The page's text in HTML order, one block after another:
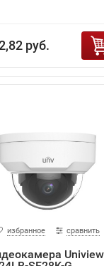
руб.
избранное сравнить
Uniview